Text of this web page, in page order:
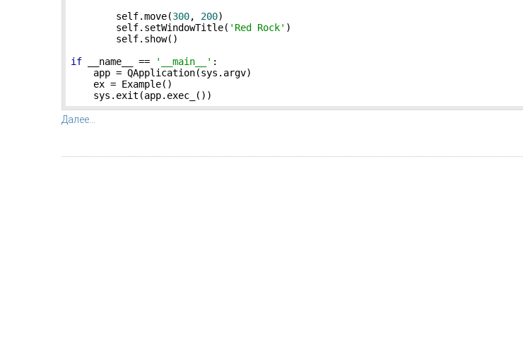
        self.move(
300, 200)
        self.setWindowTitle(
'Red Rock' )
        self.show()
if __name__ == '__main__' :
    app = QApplication(sys.argv)
    ex = Example()
    sys.exit(app.exec_())
Далее...